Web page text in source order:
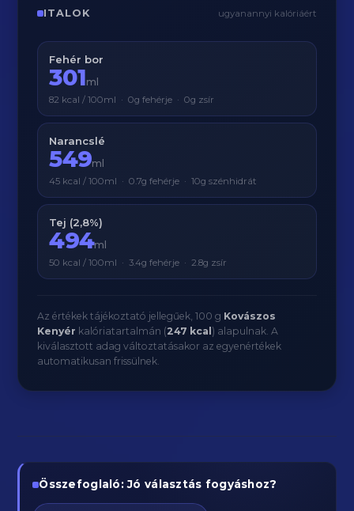
ITALOK ugyanannyi kalóriáért
Fehér bor
301ml
82 kcal / 100ml · 0g fehérje · 0g zsír
Narancslé
549ml
45 kcal / 100ml · 0.7g fehérje · 10g szénhidrát
Tej (2,8%)
494ml
50 kcal / 100ml · 3.4g fehérje · 2.8g zsír
Az értékek tájékoztató jellegűek, 100 g Kovászos
Kenyér kalóriatartalmán (247 kcal ) alapulnak. A
kiválasztott adag változtatásakor az egyenértékek
automatikusan frissülnek.
Összefoglaló: Jó választás fogyáshoz?